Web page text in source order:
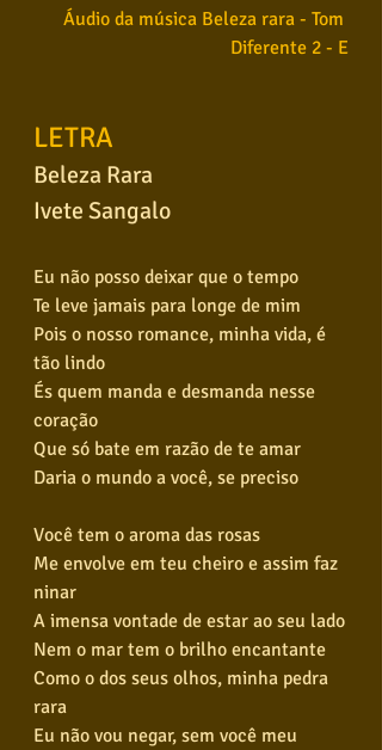
Áudio da música Beleza rara - Tom
Diferente 2 - E
LETRA
Beleza Rara
Ivete Sangalo
Eu não posso deixar que o tempo
Te leve jamais para longe de mim
Pois o nosso romance, minha vida, é
tão lindo
És quem manda e desmanda nesse
coração
Que só bate em razão de te amar
Daria o mundo a você, se preciso
Você tem o aroma das rosas
Me envolve em teu cheiro e assim faz
ninar
A imensa vontade de estar ao seu lado
Nem o mar tem o brilho encantante
Como o dos seus olhos, minha pedra
rara
Eu não vou negar, sem você meu